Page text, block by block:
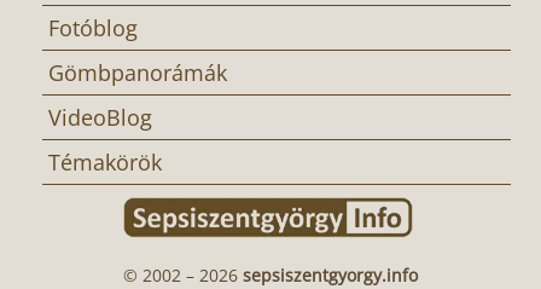
Fotóblog
Gömbpanorámák
VideoBlog
Témakörök
© 2002 – 2026 sepsiszentgyorgy.info